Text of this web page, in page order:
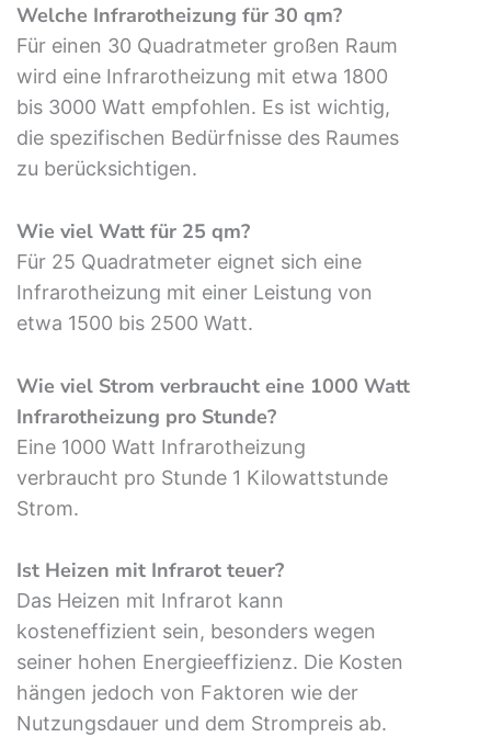
Welche Infrarotheizung für 30 qm?
Für einen 30 Quadratmeter großen Raum
wird eine Infrarotheizung mit etwa 1800
bis 3000 Watt empfohlen. Es ist wichtig,
die spezifischen Bedürfnisse des Raumes
zu berücksichtigen.
Wie viel Watt für 25 qm?
Für 25 Quadratmeter eignet sich eine
Infrarotheizung mit einer Leistung von
etwa 1500 bis 2500 Watt.
Wie viel Strom verbraucht eine 1000 Watt
Infrarotheizung pro Stunde?
Eine 1000 Watt Infrarotheizung
verbraucht pro Stunde 1 Kilowattstunde
Strom.
Ist Heizen mit Infrarot teuer?
Das Heizen mit Infrarot kann
kosteneffizient sein, besonders wegen
seiner hohen Energieeffizienz. Die Kosten
hängen jedoch von Faktoren wie der
Nutzungsdauer und dem Strompreis ab.